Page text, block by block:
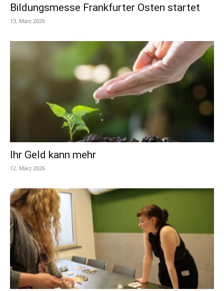
Bildungsmesse Frankfurter Osten startet
13. März 2026
Ihr Geld kann mehr
12. März 2026